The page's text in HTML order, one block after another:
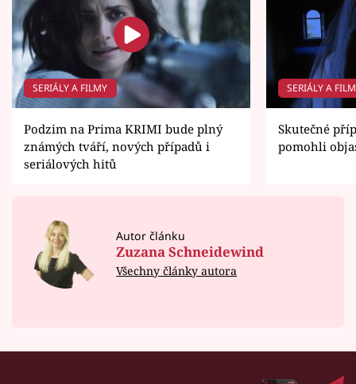
SERIÁLY A FILMY
Podzim na Prima KRIMI bude plný
známých tváří, nových případů i
seriálových hitů
SERIÁLY A
Skutečné
pomohli
Autor článku
Zuzana Schneidewind
Všechny články autora